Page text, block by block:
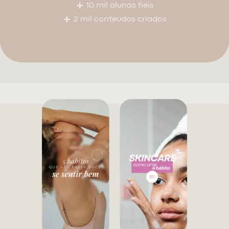
10 mil alunas fiéis
2 mil conteúdos criados